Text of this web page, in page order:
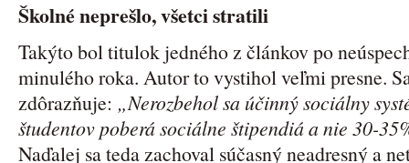
Školné neprešlo, všetci stratili
Takýto bol titulok jedného z článkov po
minulého roka. Autor to vystihol veľmi presne.
zdôrazňuje: „Nerozbehol sa účinný sociálny
študentov poberá sociálne štipendiá a nie 30-
Naďalej sa teda zachoval súčasný neadresný a